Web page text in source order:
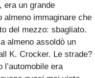
era un grande
almeno immaginare che
del mezzo: sbagliato.
almeno assoldò un
K. Crocker. Le strade?
l’automobile era